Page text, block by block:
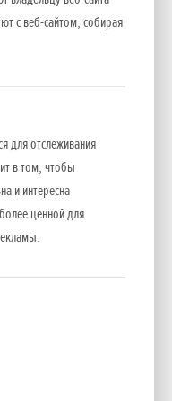
с веб-сайтом, собирая
для отслеживания
в том, чтобы
и интересна
ценной для
большую
идеально
что вы всегда
темп.
ручку
справа или слева, не
время работы и не